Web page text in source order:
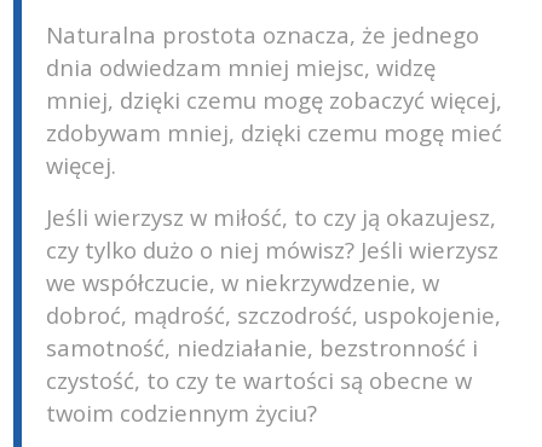
Naturalna prostota oznacza, że jednego
dnia odwiedzam mniej miejsc, widzę
mniej, dzięki czemu mogę zobaczyć więcej,
zdobywam mniej, dzięki czemu mogę mieć
więcej.
Jeśli wierzysz w miłość, to czy ją okazujesz,
czy tylko dużo o niej mówisz? Jeśli wierzysz
we współczucie, w niekrzywdzenie, w
dobroć, mądrość, szczodrość, uspokojenie,
samotność, niedziałanie, bezstronność i
czystość, to czy te wartości są obecne w
twoim codziennym życiu?